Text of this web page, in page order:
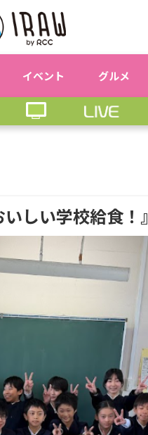
イベント グルメ
しい学校給食！』